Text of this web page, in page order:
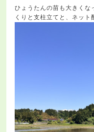
ひょうたんの苗も大きくな
くりと支柱立てと、ネット